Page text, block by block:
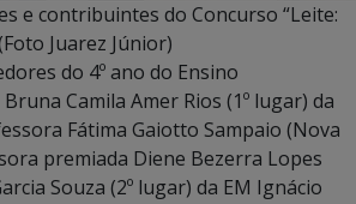
e contribuintes do Concurso “Leite:
Juarez Júnior)
do 4º ano do Ensino
Camila Amer Rios (1º lugar) da
Fátima Gaiotto Sampaio (Nova
premiada Diene Bezerra Lopes
Souza (2º lugar) da EM Ignácio